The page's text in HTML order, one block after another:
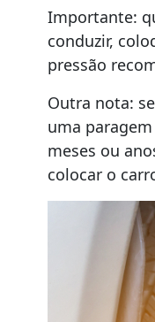
Importante:
conduzir,
pressão
Outra nota:
uma
meses ou
colocar o